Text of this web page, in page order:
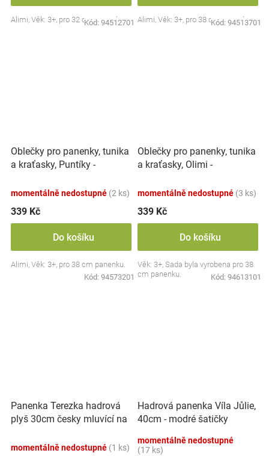
Alimi, Věk: 3+, pro 32 cm panenku.
Kód: 94512701 Alimi, Věk: 3+, pro 38 cm panenku.
Kód: 94513701
Oblečky pro panenky, tunika
a kraťasky, Puntíky -
momentálně nedostupné (2 ks)
339 Kč
Do košíku
Alimi, Věk: 3+, pro 38 cm panenku.
Kód: 94573201
Oblečky pro panenky, tunika
a kraťasky, Olimi -
momentálně nedostupné (3 ks)
339 Kč
Do košíku
Věk: 3+, Sada byla vyrobena pro 38
cm panenku.
Kód: 94613101
Panenka Terezka hadrová
plyš 30cm česky mluvící na
momentálně nedostupné (1 ks)
Hadrová panenka Víla Jůlie,
40cm - modré šatičky
momentálně nedostupné
(17 ks)